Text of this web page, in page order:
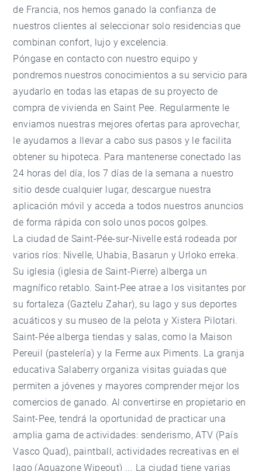
de Francia, nos hemos ganado la confianza de
nuestros clientes al seleccionar solo residencias que
combinan confort, lujo y excelencia.
Póngase en contacto con nuestro equipo y
pondremos nuestros conocimientos a su servicio para
ayudarlo en todas las etapas de su proyecto de
compra de vivienda en Saint Pee. Regularmente le
enviamos nuestras mejores ofertas para aprovechar,
le ayudamos a llevar a cabo sus pasos y le facilita
obtener su hipoteca. Para mantenerse conectado las
24 horas del día, los 7 días de la semana a nuestro
sitio desde cualquier lugar, descargue nuestra
aplicación móvil y acceda a todos nuestros anuncios
de forma rápida con solo unos pocos golpes.
La ciudad de Saint-Pée-sur-Nivelle está rodeada por
varios ríos: Nivelle, Uhabia, Basarun y Urloko erreka.
Su iglesia (iglesia de Saint-Pierre) alberga un
magnífico retablo. Saint-Pee atrae a los visitantes por
su fortaleza (Gaztelu Zahar), su lago y sus deportes
acuáticos y su museo de la pelota y Xistera Pilotari.
Saint-Pée ​​alberga tiendas y salas, como la Maison
Pereuil (pastelería) y la Ferme aux Piments. La granja
educativa Salaberry organiza visitas guiadas que
permiten a jóvenes y mayores comprender mejor los
comercios de ganado. Al convertirse en propietario en
Saint-Pee, tendrá la oportunidad de practicar una
amplia gama de actividades: senderismo, ATV (País
Vasco Quad), paintball, actividades recreativas en el
lago (Aquazone Wipeout) ... La ciudad tiene varias